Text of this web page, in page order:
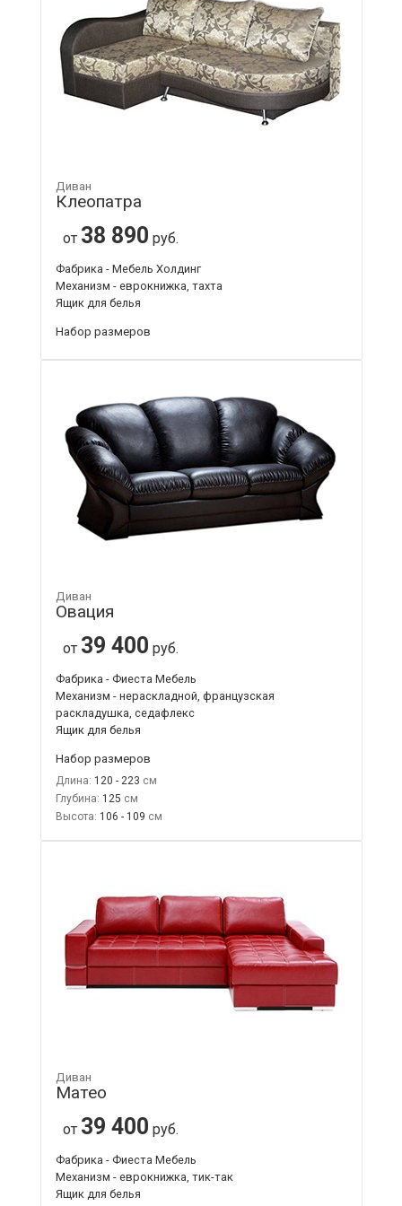
Диван
Клеопатра
от 38 890 руб.
Фабрика - Мебель Холдинг
Механизм - еврокнижка, тахта
Ящик для белья
Набор размеров
Диван
Овация
от 39 400 руб.
Фабрика - Фиеста Мебель
Механизм - нераскладной, французская
раскладушка, седафлекс
Ящик для белья
Набор размеров
Длина: 120 - 223
Глубина: 125
Высота: 106 - 109
Диван
Матео
от 39 400 руб.
Фабрика - Фиеста Мебель
Механизм - еврокнижка, тик-так
Ящик для белья